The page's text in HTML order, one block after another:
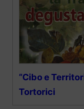
“Cibo e
Tortorici